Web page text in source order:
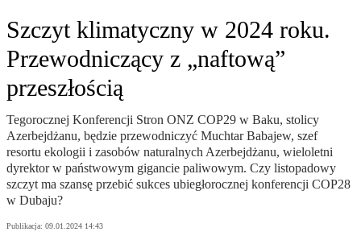
Szczyt klimatyczny w 2024 roku.
Przewodniczący z „naftową”
przeszłością
Tegorocznej Konferencji Stron ONZ COP29 w Baku, stolicy
Azerbejdżanu, będzie przewodniczyć Muchtar Babajew, szef
resortu ekologii i zasobów naturalnych Azerbejdżanu, wieloletni
dyrektor w państwowym gigancie paliwowym. Czy listopadowy
szczyt ma szansę przebić sukces ubiegłorocznej konferencji COP28
w Dubaju?
Publikacja: 09.01.2024 14:43